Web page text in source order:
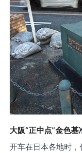
大阪“正中点”金色基
开车在日本各地时